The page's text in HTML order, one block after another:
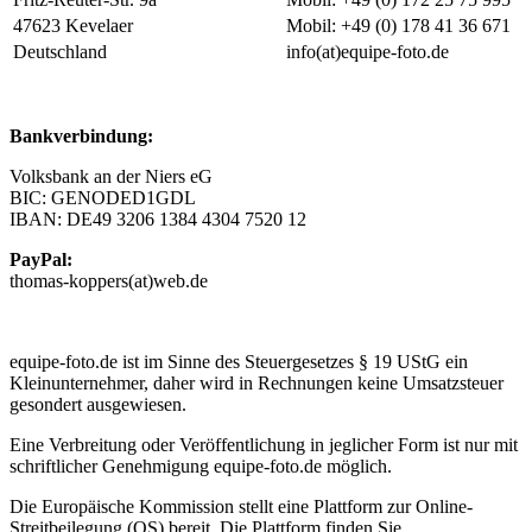
47623 Kevelaer
Mobil: +49 (0) 178 41 36 671
Deutschland
info(at)equipe-foto.de
Bankverbindung:
Volksbank an der Niers eG
BIC: GENODED1GDL
IBAN: DE49 3206 1384 4304 7520 12
PayPal:
thomas-koppers(at)web.de
equipe-foto.de ist im Sinne des Steuergesetzes § 19 UStG ein
Kleinunternehmer, daher wird in Rechnungen keine Umsatzsteuer
gesondert ausgewiesen.
Eine Verbreitung oder Veröffentlichung in jeglicher Form ist nur mit
schriftlicher Genehmigung equipe-foto.de möglich.
Die Europäische Kommission stellt eine Plattform zur Online-
Streitbeilegung (OS) bereit. Die Plattform finden Sie